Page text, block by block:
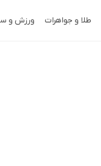
طلا و جواهرات ورزش و